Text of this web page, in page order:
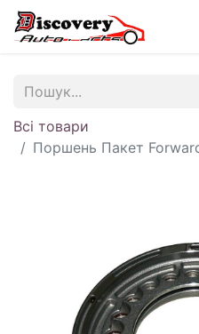
Всі товари
Поршень Пакет